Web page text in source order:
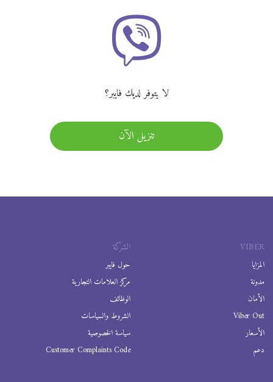
لا يتوفر لديك فايبر؟
تنزيل الآن
VIBER
المزايا
مدونة
الأمان
Viber Out
الأسعار
دعم
الشركة
حول فايبر
مركز العلامات التجارية
الوظائف
الشروط والسياسات
سياسة الخصوصية
Customer Complaints Code